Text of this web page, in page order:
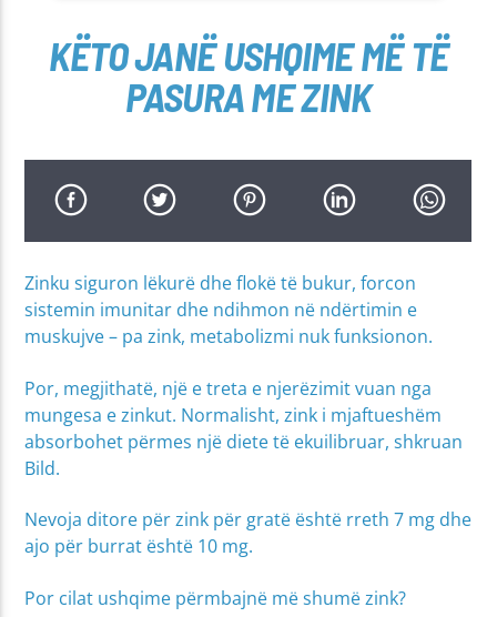
KËTO JANË USHQIME MË TË
PASURA ME ZINK
Zinku siguron lëkurë dhe flokë të bukur, forcon
sistemin imunitar dhe ndihmon në ndërtimin e
muskujve – pa zink, metabolizmi nuk funksionon.
Por, megjithatë, një e treta e njerëzimit vuan nga
mungesa e zinkut. Normalisht, zink i mjaftueshëm
absorbohet përmes një diete të ekuilibruar, shkruan
Bild.
Nevoja ditore për zink për gratë është rreth 7 mg dhe
ajo për burrat është 10 mg.
Por cilat ushqime përmbajnë më shumë zink?